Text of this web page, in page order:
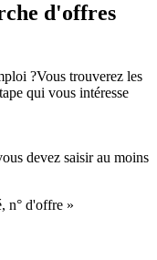
d'offres
?Vous trouverez les
qui vous intéresse
devez saisir au moins
n° d'offre »